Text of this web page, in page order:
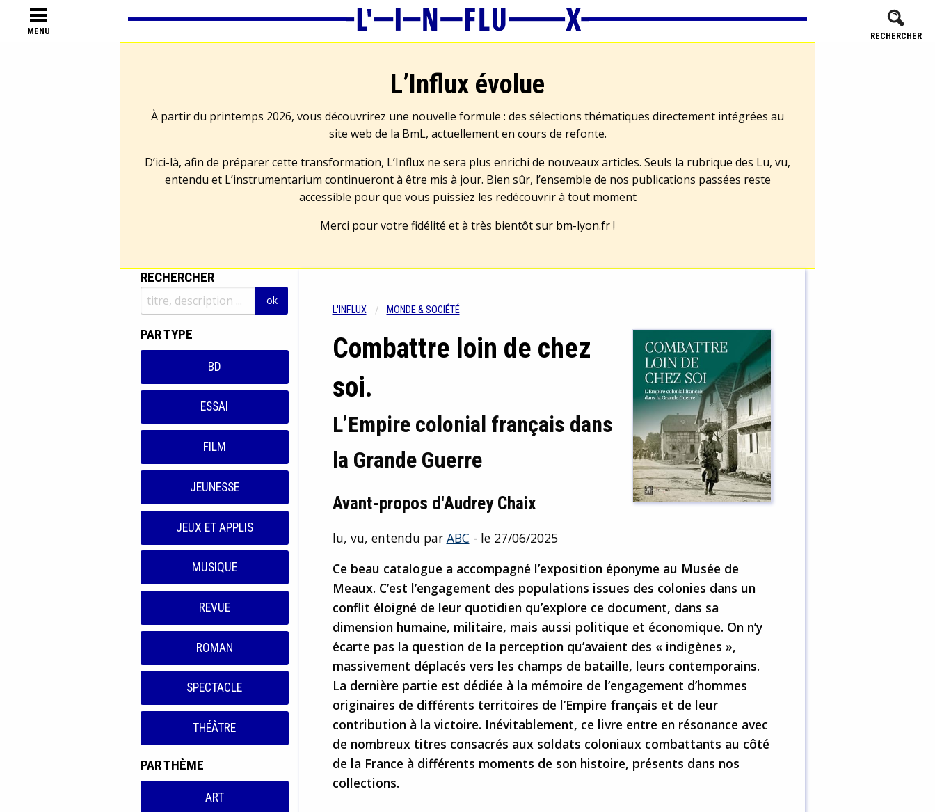
MENU RECHERCHER
L’Influx évolue
À partir du printemps 2026, vous découvrirez une nouvelle formule : des sélections thématiques directement intégrées au
site web de la BmL, actuellement en cours de refonte.
D’ici-là, afin de préparer cette transformation, L’Influx ne sera plus enrichi de nouveaux articles. Seuls la rubrique des Lu, vu,
entendu et L’instrumentarium continueront à être mis à jour. Bien sûr, l’ensemble de nos publications passées reste
accessible pour que vous puissiez les redécouvrir à tout moment
Merci pour votre fidélité et à très bientôt sur bm-lyon.fr!
RECHERCHER
PAR TYPE
BD
ESSAI
FILM
JEUNESSE
JEUX ET APPLIS
MUSIQUE
REVUE
ROMAN
SPECTACLE
THÉÂTRE
PAR THÈME
ART
L'INFLUX MONDE & SOCIÉTÉ
Combattre loin de chez
soi.
L’Empire colonial français dans
la Grande Guerre
Avant-propos d'Audrey Chaix
lu, vu, entendu par ABC - le 27/06/2025
Ce beau catalogue a accompagné l’exposition éponyme au Musée de
Meaux. C’est l’engagement des populations issues des colonies dans un
conflit éloigné de leur quotidien qu’explore ce document, dans sa
dimension humaine, militaire, mais aussi politique et économique. On n’y
écarte pas la question de la perception qu’avaient des « indigènes »,
massivement déplacés vers les champs de bataille, leurs contemporains.
La dernière partie est dédiée à la mémoire de l’engagement d’hommes
originaires de différents territoires de l’Empire français et de leur
contribution à la victoire. Inévitablement, ce livre entre en résonance avec
de nombreux titres consacrés aux soldats coloniaux combattants au côté
de la France à différents moments de son histoire, présents dans nos
collections.